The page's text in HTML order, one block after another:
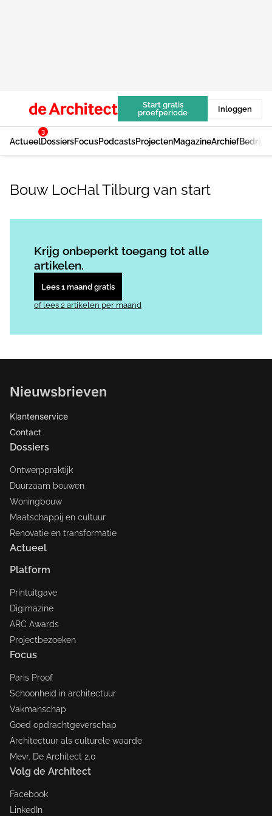
Start gratis
proefperiode
Inloggen
Actueel
3
DossiersFocusPodcastsProjectenMagazineArchief
Bouw LocHal Tilburg van start
Krijg onbeperkt toegang tot alle
artikelen.
Lees 1 maand gratis
of lees 2 artikelen per maand
Nieuwsbrieven
Klantenservice
Contact
Dossiers
Ontwerppraktijk
Duurzaam bouwen
Woningbouw
Maatschappij en cultuur
Renovatie en transformatie
Actueel
Platform
Printuitgave
Digimazine
ARC Awards
Projectbezoeken
Focus
Paris Proof
Schoonheid in architectuur
Vakmanschap
Goed opdrachtgeverschap
Architectuur als culturele waarde
Mevr. De Architect 2.0
Volg de Architect
Facebook
LinkedIn